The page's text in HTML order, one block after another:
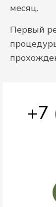
месяц.
Первый
+7